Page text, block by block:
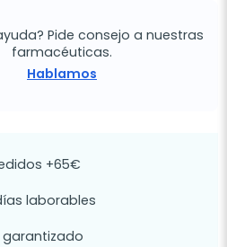
Pide consejo a nuestras
farmacéuticas.
Hablamos
+65€
laborables
garantizado